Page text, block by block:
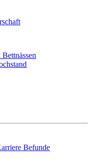
Bettnässen
Befunde